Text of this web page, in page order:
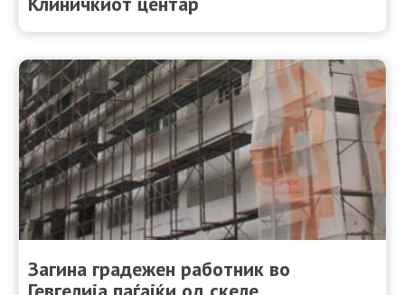
Загина градежен работник во